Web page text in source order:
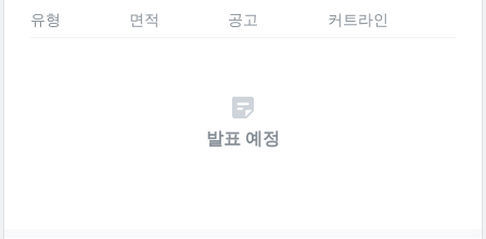
유형 면적 공고 커트라인
발표 예정